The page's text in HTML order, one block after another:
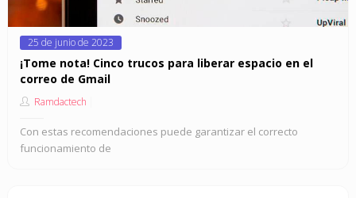
Posted
25 de junio de 2023
¡Tome nota! Cinco trucos para liberar espacio en el
correo de Gmail
Ramdactech
Con estas recomendaciones puede garantizar el correcto
funcionamiento de